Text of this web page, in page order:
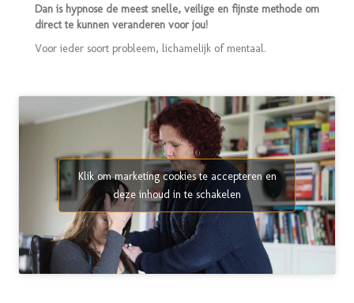
Dan is hypnose de meest snelle, veilige en fijnste methode om
direct te kunnen veranderen voor jou!
Voor ieder soort probleem, lichamelijk of mentaal.
Klik om marketing cookies te accepteren en
deze inhoud in te schakelen